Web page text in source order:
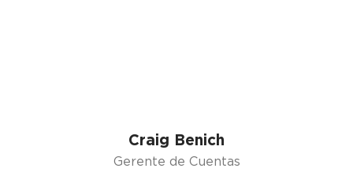
Craig Benich
Gerente de Cuentas